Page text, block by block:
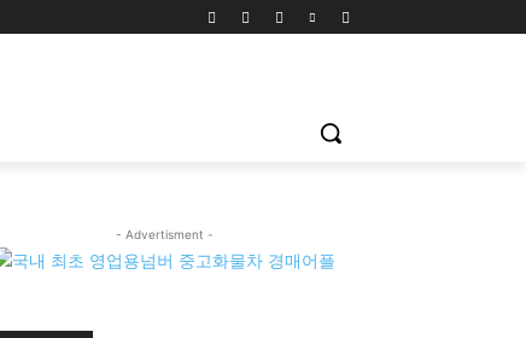
- Advertisment -